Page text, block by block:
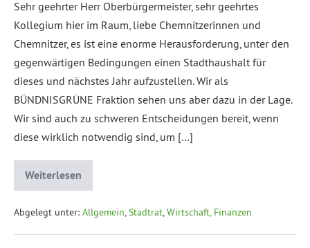
Sehr geehrter Herr Oberbürgermeister, sehr geehrtes
Kollegium hier im Raum, liebe Chemnitzerinnen und
Chemnitzer, es ist eine enorme Herausforderung, unter den
gegenwärtigen Bedingungen einen Stadthaushalt für
dieses und nächstes Jahr aufzustellen. Wir als
BÜNDNISGRÜNE Fraktion sehen uns aber dazu in der Lage.
Wir sind auch zu schweren Entscheidungen bereit, wenn
diese wirklich notwendig sind, um […]
Weiterlesen
Abgelegt unter: Allgemein Stadtrat Wirtschaft, Finanzen